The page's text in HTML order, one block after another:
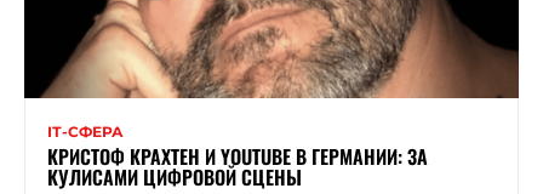
ІТ-СФЕРА
КРИСТОФ КРАХТЕН И YOUTUBE В ГЕРМАНИИ: ЗА
КУЛИСАМИ ЦИФРОВОЙ СЦЕНЫ